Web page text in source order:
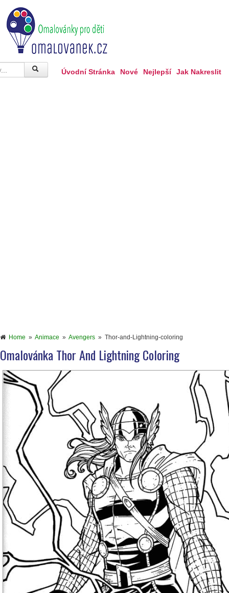
Úvodní Stránka Nové Nejlepší Jak Nakreslit
Home » Animace » Avengers » Thor-and-Lightning-coloring
Omalovánka Thor And Lightning Coloring